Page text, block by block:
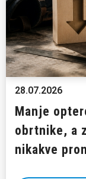
28.07.2026
Manje
obrtnike, a
nikakve